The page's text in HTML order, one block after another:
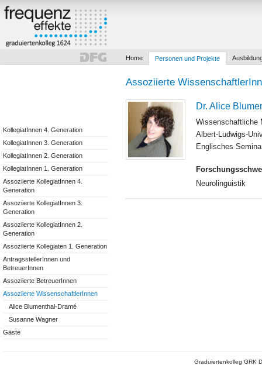
Home Personen und Projekte
Assoziierte
Dr. Alice
Wissenschaftliche
Albert-Ludwigs-
Englisches
Neurolinguistik
KollegiatInnen 4. Generation
KollegiatInnen 3. Generation
KollegiatInnen 2. Generation
KollegiatInnen 1. Generation
Assoziierte KollegiatInnen 4.
Generation
Assoziierte KollegiatInnen 3.
Generation
Assoziierte KollegiatInnen 2.
Generation
Assoziierte Kollegiaten 1. Generation
AntragsstellerInnen und
BetreuerInnen
Assoziierte BetreuerInnen
Assoziierte WissenschaftlerInnen
Alice Blumenthal-Dramé
Susanne Wagner
Gäste
Graduiertenkolleg GRK